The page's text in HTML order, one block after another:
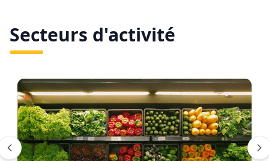
Secteurs d'activité